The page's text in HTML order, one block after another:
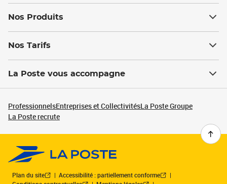
Nos Produits
Nos Tarifs
La Poste vous accompagne
ProfessionnelsEntreprises et CollectivitésLa Poste Groupe
La Poste recrute
Plan du site
Accessibilité : partiellement conforme